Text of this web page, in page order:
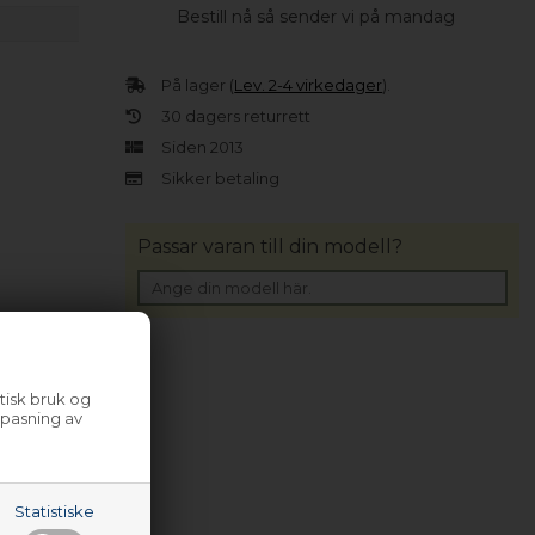
bruk og
av
Statistiske
Bestill nå så sender vi på mandag
På lager (Lev. 2-4 virkedager).
30 dagers returrett
Siden 2013
Sikker betaling
Passar varan till din modell?